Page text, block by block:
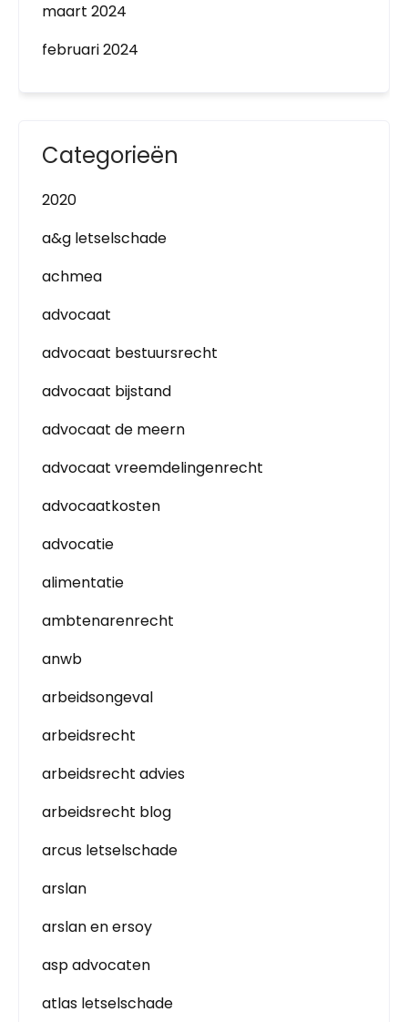
maart 2024
februari 2024
Categorieën
2020
a&g letselschade
achmea
advocaat
advocaat bestuursrecht
advocaat bijstand
advocaat de meern
advocaat vreemdelingenrecht
advocaatkosten
advocatie
alimentatie
ambtenarenrecht
anwb
arbeidsongeval
arbeidsrecht
arbeidsrecht advies
arbeidsrecht blog
arcus letselschade
arslan
arslan en ersoy
asp advocaten
atlas letselschade